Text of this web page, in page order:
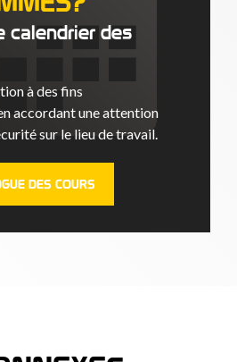
calendrier des
à des fins
accordant une attention
sur le lieu de travail.
DES COURS